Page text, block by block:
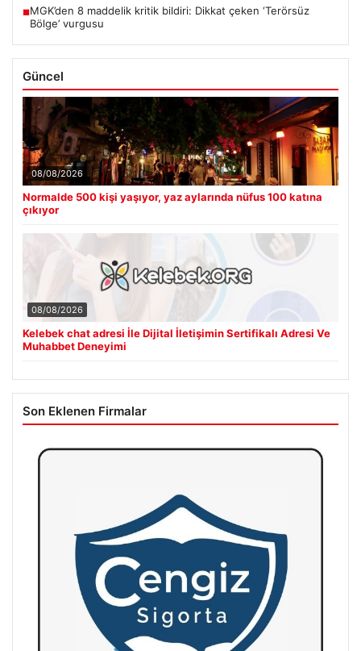
■MGK’den 8 maddelik kritik bildiri: Dikkat çeken ‘Terörsüz
Bölge’ vurgusu
Güncel
08/08/2026
Normalde 500 kişi yaşıyor, yaz aylarında nüfus 100 katına
çıkıyor
08/08/2026
Kelebek chat adresi İle Dijital İletişimin Sertifikalı Adresi Ve
Muhabbet Deneyimi
Son Eklenen Firmalar